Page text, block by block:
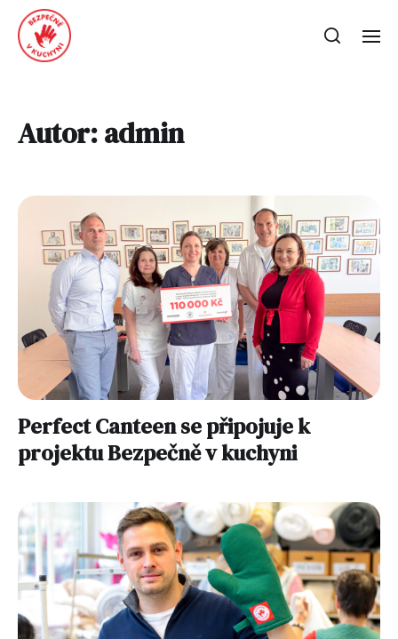
Autor:admin
Perfect Canteen se připojuje k
projektu Bezpečně v kuchyni